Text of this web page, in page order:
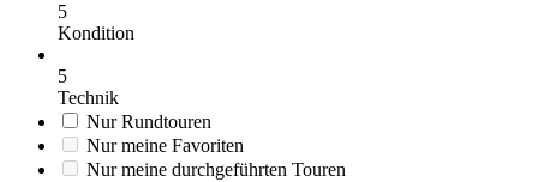
5
Kondition
5
Technik
Nur Rundtouren
Nur meine Favoriten
Nur meine durchgeführten Touren